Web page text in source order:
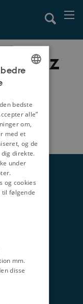
Lutz
f.v.t.
DANISH
bedste
alle”
om,
med et
og de
direkte.
under
og cookies
følgende
mm.
disse